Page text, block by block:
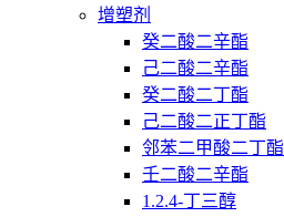
增塑剂
癸二酸二辛酯
己二酸二辛酯
癸二酸二丁酯
己二酸二正丁酯
邻苯二甲酸二丁酯
壬二酸二辛酯
1.2.4-丁三醇